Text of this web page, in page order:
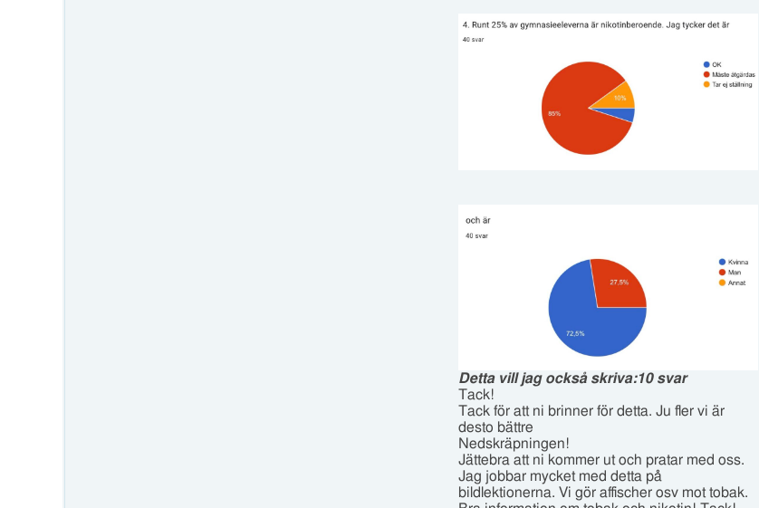
Detta vill jag också skriva:10 svar
Tack!
Tack för att ni brinner för detta. Ju fler vi är
desto bättre
Nedskräpningen!
Jättebra att ni kommer ut och pratar med oss.
Jag jobbar mycket med detta på
bildlektionerna. Vi gör affischer osv mot tobak.